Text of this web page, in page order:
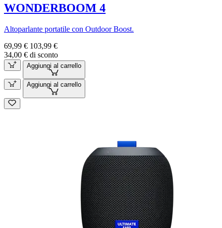
WONDERBOOM 4
Altoparlante portatile con Outdoor Boost.
69,99 € 103,99 €
34,00 € di sconto
Aggiungi al carrello
Aggiungi al carrello